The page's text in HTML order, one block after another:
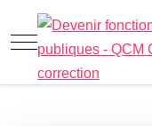
Mobile Menu Toggle